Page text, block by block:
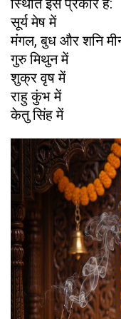
स्थिति इस प्रकार है:
सूर्य मेष में
मंगल, बुध और शनि
गुरु मिथुन में
शुक्र वृष में
राहु कुंभ में
केतु सिंह में